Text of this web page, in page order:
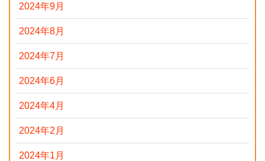
2024年9月
2024年8月
2024年7月
2024年6月
2024年4月
2024年2月
2024年1月